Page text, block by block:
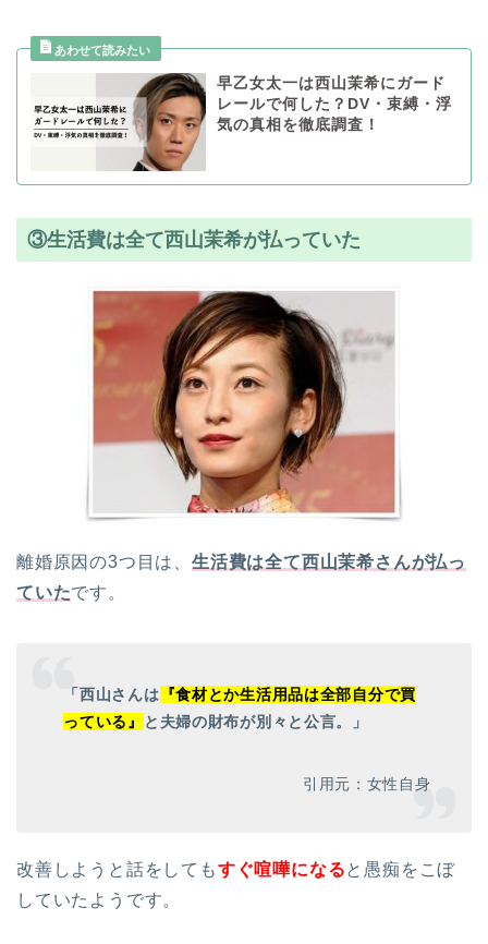
早乙女太一は西山茉希にガード
レールで何した？DV・束縛・浮
気の真相を徹底調査！
③生活費は全て西山茉希が払っていた
離婚原因の3つ目は、 生活費は全て西山茉希さんが払っ
ていたです。
「西山さんは 『食材とか生活用品は全部自分で買
っている』
と夫婦の財布が別々と公言。」
引用元：女性自身
改善しようと話をしてもすぐ喧嘩になると愚痴をこぼ
していたようです。